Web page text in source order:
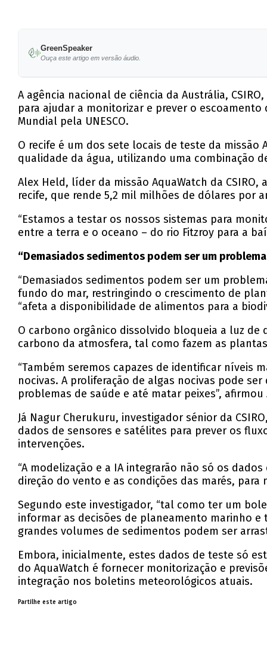
GreenSpeaker
Ouça este artigo em versão áudio.
A agência nacional de ciência da Austrália,
para ajudar a monitorizar e prever o
Mundial pela UNESCO.
O recife é um dos sete locais de teste da missão
qualidade da água, utilizando uma combinação
Alex Held, líder da missão AquaWatch da
recife, que rende 5,2 mil milhões de dólares por
“Estamos a testar os nossos sistemas para
entre a terra e o oceano – do rio Fitzroy para a
“Demasiados sedimentos podem ser um
“Demasiados sedimentos podem ser um
fundo do mar, restringindo o crescimento de
“afeta a disponibilidade de alimentos para a
O carbono orgânico dissolvido bloqueia a luz
carbono da atmosfera, tal como fazem as
“Também seremos capazes de identificar níveis
nocivas. A proliferação de algas nocivas pode
problemas de saúde e até matar peixes”, afirmou
Já Nagur Cherukuru, investigador sénior da
dados de sensores e satélites para prever os
intervenções.
“A modelização e a IA integrarão não só os
direção do vento e as condições das marés,
Segundo este investigador, “tal como ter um
informar as decisões de planeamento marinho
grandes volumes de sedimentos podem ser
Embora, inicialmente, estes dados de teste só
do AquaWatch é fornecer monitorização e
integração nos boletins meteorológicos atuais.
Partilhe este artigo